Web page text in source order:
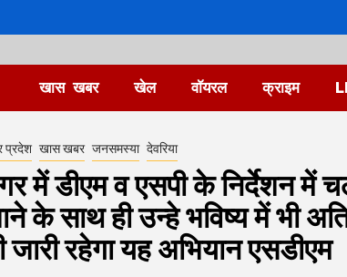
खास खबर खेल वॉयरल क्राइम
प्रदेश खास खबर जनसमस्या देवरिया
में डीएम व एसपी के निर्देशन में
के साथ ही उन्हे भविष्य में भी
जारी रहेगा यह अभियान एसडीएम